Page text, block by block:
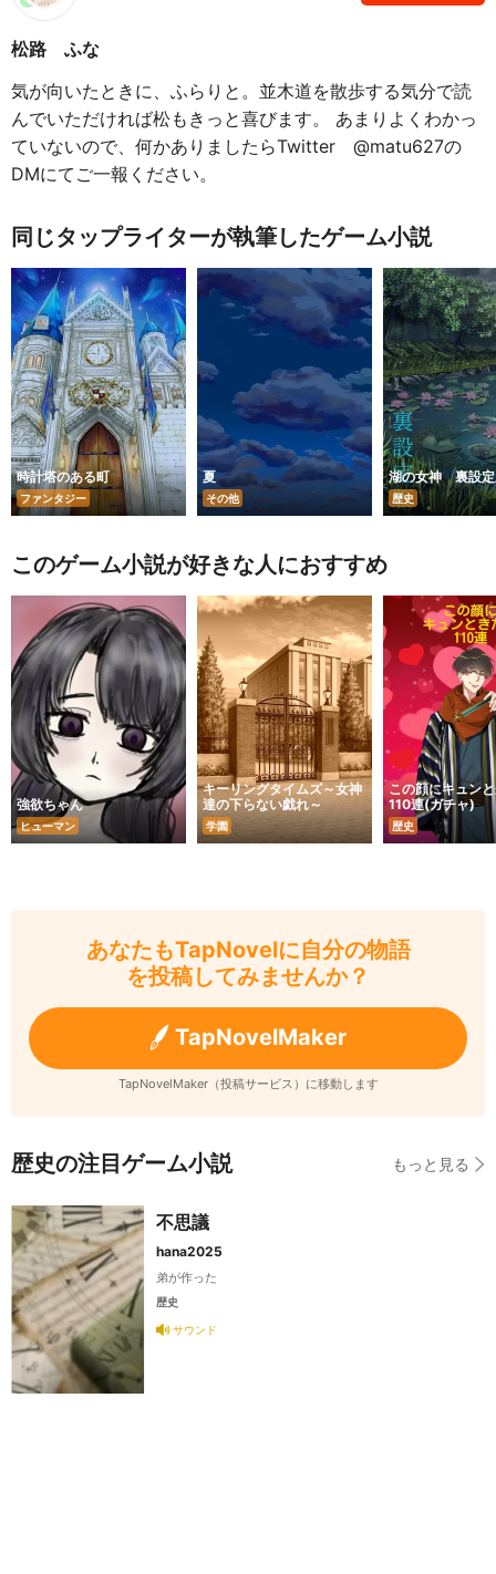
松路 ふな
気が向いたときに、ふらりと。並木道を散歩する気分で読
んでいただければ松もきっと喜びます。 あまりよくわかっ
ていないので、何かありましたらTwitter @matu627の
DMにてご一報ください。
同じタップライターが執筆したゲーム小説
時計塔のある町
ファンタジー
夏
その他
湖の女神 裏設
歴史
このゲーム小説が好きな人におすすめ
強欲ちゃん
ヒューマン
キーリングタイムズ～女神
達の下らない戯れ～
学園
この顔にキュン
110連(ガチャ)
歴史
あなたもTapNovelに自分の物語
を投稿してみませんか？
TapNovelMaker
TapNovelMaker（投稿サービス）に移動します
歴史の注目ゲーム小説 もっと見る
不思議
hana2025
弟が作った
歴史
サウンド